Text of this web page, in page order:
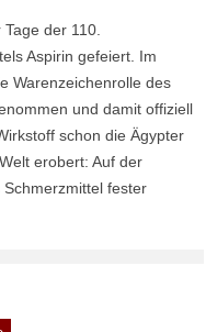
der 110.
Aspirin gefeiert. Im
Warenzeichenrolle des
und damit offiziell
schon die Ägypter
erobert: Auf der
fester